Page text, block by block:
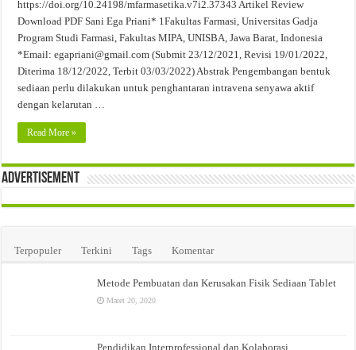
https://doi.org/10.24198/mfarmasetika.v7i2.37343 Artikel Review
Download PDF Sani Ega Priani* 1Fakultas Farmasi, Universitas Gadja
Program Studi Farmasi, Fakultas MIPA, UNISBA, Jawa Barat, Indonesia
*Email: egapriani@gmail.com (Submit 23/12/2021, Revisi 19/01/2022,
Diterima 18/12/2022, Terbit 03/03/2022) Abstrak Pengembangan bentuk
sediaan perlu dilakukan untuk penghantaran intravena senyawa aktif
dengan kelarutan …
Read More »
Advertisement
Terpopuler Terkini Tags Komentar
Metode Pembuatan dan Kerusakan Fisik Sediaan Tablet
Maret 20, 2020
Pendidikan Interprofessional dan Kolaborasi